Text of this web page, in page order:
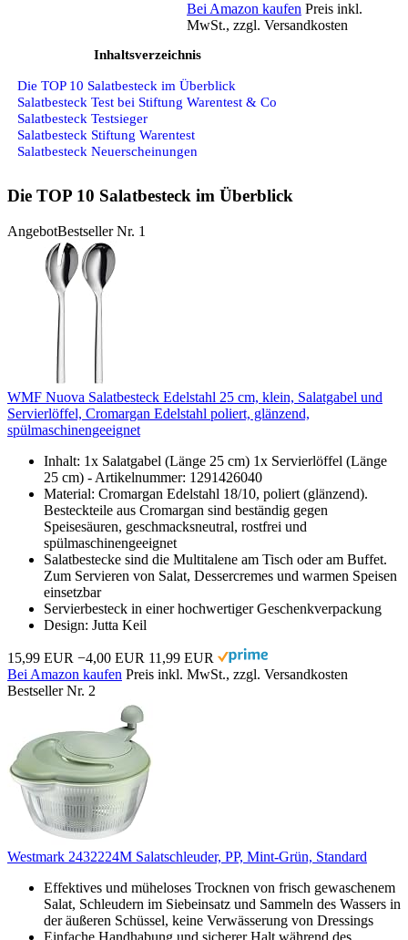
Bei Amazon kaufen Preis inkl.
MwSt., zzgl. Versandkosten
Inhaltsverzeichnis
Die TOP 10 Salatbesteck im Überblick
Salatbesteck Test bei Stiftung Warentest & Co
Salatbesteck Testsieger
Salatbesteck Stiftung Warentest
Salatbesteck Neuerscheinungen
Die TOP 10 Salatbesteck im Überblick
AngebotBestseller Nr. 1
WMF Nuova Salatbesteck Edelstahl 25 cm, klein, Salatgabel und
Servierlöffel, Cromargan Edelstahl poliert, glänzend,
spülmaschinengeeignet
Inhalt: 1x Salatgabel (Länge 25 cm) 1x Servierlöffel (Länge
25 cm) - Artikelnummer: 1291426040
Material: Cromargan Edelstahl 18/10, poliert (glänzend).
Besteckteile aus Cromargan sind beständig gegen
Speisesäuren, geschmacksneutral, rostfrei und
spülmaschinengeeignet
Salatbestecke sind die Multitalene am Tisch oder am Buffet.
Zum Servieren von Salat, Dessercremes und warmen Speisen
einsetzbar
Servierbesteck in einer hochwertiger Geschenkverpackung
Design: Jutta Keil
15,99 EUR −4,00 EUR 11,99 EUR
Bei Amazon kaufen Preis inkl. MwSt., zzgl. Versandkosten
Bestseller Nr. 2
Westmark 2432224M Salatschleuder, PP, Mint-Grün, Standard
Effektives und müheloses Trocknen von frisch gewaschenem
Salat, Schleudern im Siebeinsatz und Sammeln des Wassers in
der äußeren Schüssel, keine Verwässerung von Dressings
Einfache Handhabung und sicherer Halt während des